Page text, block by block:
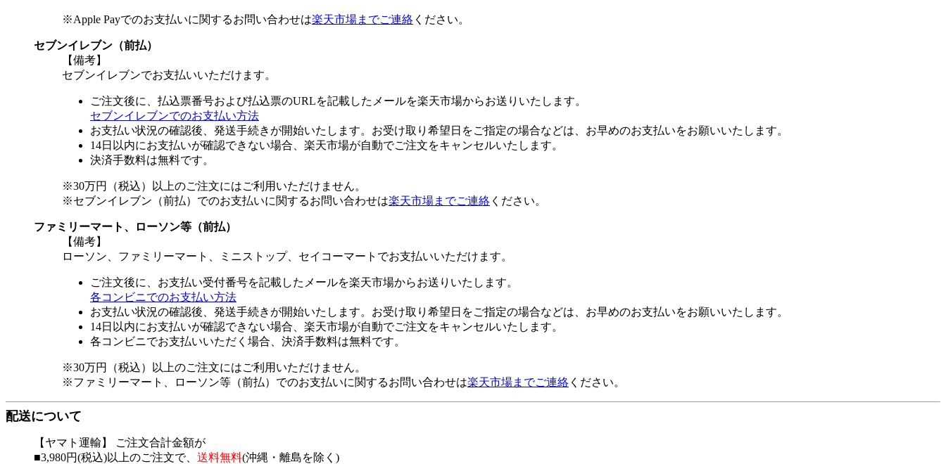
※Apple Payでのお支払いに関するお問い合わせは楽天市場までご連絡 ください。
セブンイレブン（前払）
【備考】
セブンイレブンでお支払いいただけます。
ご注文後に、払込票番号および払込票のURLを記載したメールを楽天市場からお送りいたします。
セブンイレブンでのお支払い方法
お支払い状況の確認後、発送手続きが開始いたします。お受け取り希望日をご指定の場合などは、お早めのお支払いをお願いいたします。
14日以内にお支払いが確認できない場合、楽天市場が自動でご注文をキャンセルいたします。
決済手数料は無料です。
※30万円（税込）以上のご注文にはご利用いただけません。
※セブンイレブン（前払）でのお支払いに関するお問い合わせは楽天市場までご連絡 ください。
ファミリーマート、ローソン等（前払）
【備考】
ローソン、ファミリーマート、ミニストップ、セイコーマートでお支払いいただけます。
ご注文後に、お支払い受付番号を記載したメールを楽天市場からお送りいたします。
各コンビニでのお支払い方法
お支払い状況の確認後、発送手続きが開始いたします。お受け取り希望日をご指定の場合などは、お早めのお支払いをお願いいたします。
14日以内にお支払いが確認できない場合、楽天市場が自動でご注文をキャンセルいたします。
各コンビニでお支払いいただく場合、決済手数料は無料です。
※30万円（税込）以上のご注文にはご利用いただけません。
※ファミリーマート、ローソン等（前払）でのお支払いに関するお問い合わせは楽天市場までご連絡 ください。
配送について
【ヤマト運輸】 ご注文合計金額が
■3,980円(税込)以上のご注文で、 送料無料(沖縄・離島を除く)